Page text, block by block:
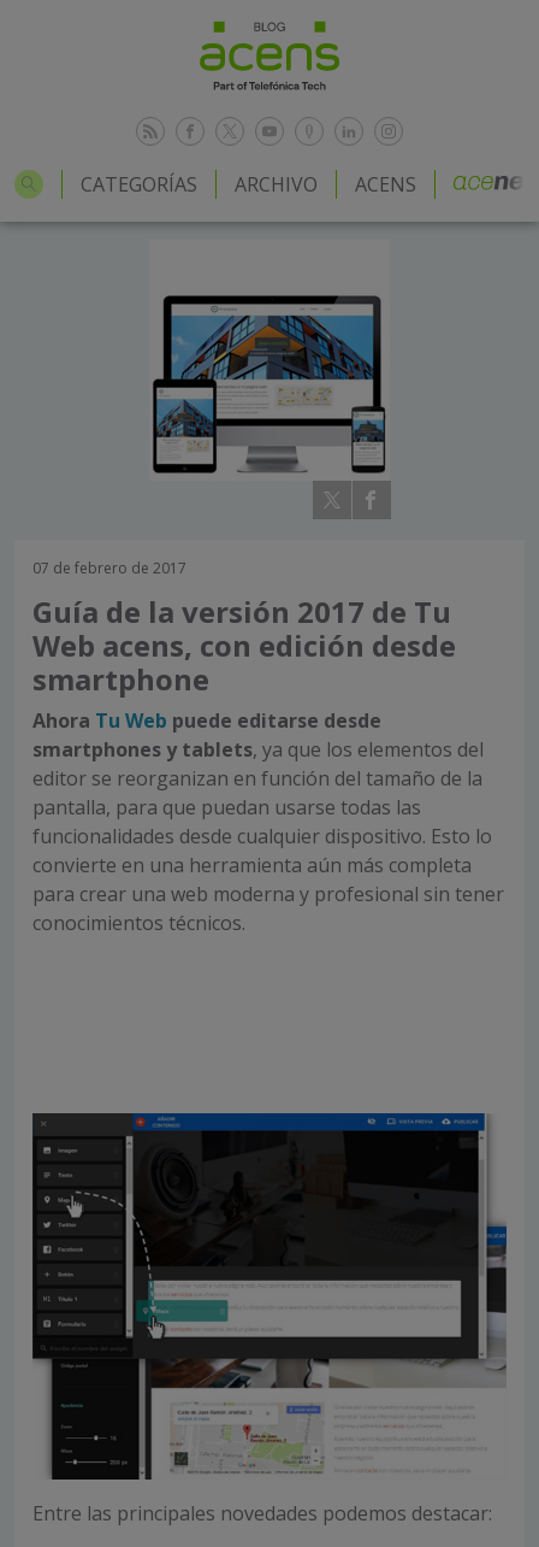
CATEGORÍAS ARCHIVO ACENS
07 de febrero de 2017
Guía de la versión 2017 de Tu
Web acens, con edición desde
smartphone
Ahora Tu Web puede editarse desde
smartphones y tablets, ya que los elementos del
editor se reorganizan en función del tamaño de la
pantalla, para que puedan usarse todas las
funcionalidades desde cualquier dispositivo. Esto lo
convierte en una herramienta aún más completa
para crear una web moderna y profesional sin tener
conocimientos técnicos.
Entre las principales novedades podemos destacar: